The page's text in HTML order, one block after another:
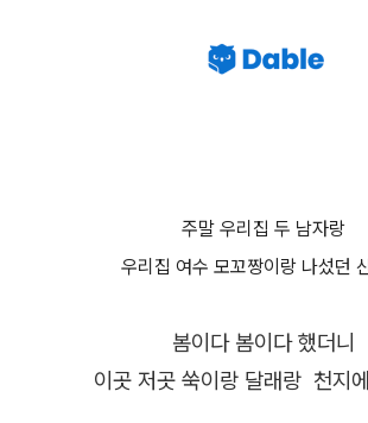
주말 우리집 두 남자랑
우리집 여수 모꼬짱이랑 나섰던
봄이다 봄이다 했더니
이곳 저곳 쑥이랑 달래랑 천지